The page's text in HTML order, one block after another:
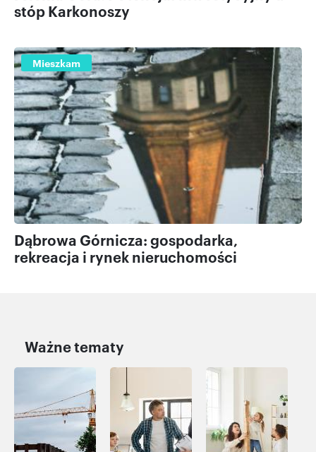
stóp Karkonoszy
Mieszkam
Dąbrowa Górnicza: gospodarka,
rekreacja i rynek nieruchomości
Ważne tematy